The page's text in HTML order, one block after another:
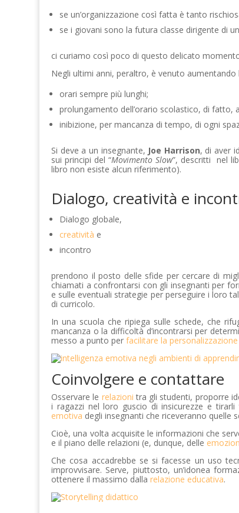
se un’organizzazione così fatta è tanto
se i giovani sono la futura classe dirigente di
ci curiamo così poco di questo delicato
Negli ultimi anni, peraltro, è venuto aumentando
orari sempre più lunghi;
prolungamento dell’orario scolastico, di fatto,
inibizione, per mancanza di tempo, di ogni
Si deve a un insegnante, Joe Harrison, di aver
sui principi del “Movimento Slow”, descritti nel
libro non esiste alcun riferimento).
Dialogo, creatività e
Dialogo globale,
creatività e
incontro
prendono il posto delle sfide per cercare di
chiamati a confrontarsi con gli insegnanti per
e sulle eventuali strategie per perseguire i loro
di curricolo.
In una scuola che ripiega sulle schede, che
mancanza o la difficoltà d’incontrarsi per
messo a punto perfacilitare la
Coinvolgere e contattare
Osservare le relazioni tra gli studenti, proporre
i ragazzi nel loro guscio di insicurezze e
emotiva degli insegnanti che riceveranno quelle
Cioè, una volta acquisite le informazioni che
e il piano delle relazioni (e, dunque, delle
Che cosa accadrebbe se si facesse un uso
improvvisare. Serve, piuttosto, un’idonea
ottenere il massimo dallarelazione educativa.